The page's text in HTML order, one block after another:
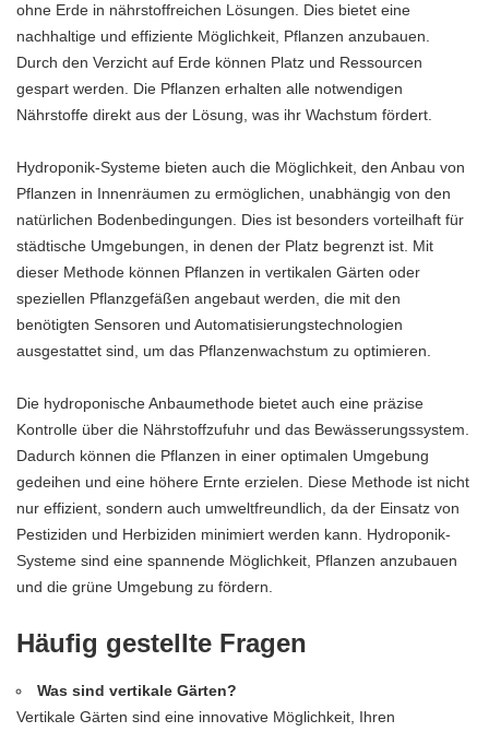
ohne Erde in nährstoffreichen Lösungen. Dies bietet eine
nachhaltige und effiziente Möglichkeit, Pflanzen anzubauen.
Durch den Verzicht auf Erde können Platz und Ressourcen
gespart werden. Die Pflanzen erhalten alle notwendigen
Nährstoffe direkt aus der Lösung, was ihr Wachstum fördert.
Hydroponik-Systeme bieten auch die Möglichkeit, den Anbau von
Pflanzen in Innenräumen zu ermöglichen, unabhängig von den
natürlichen Bodenbedingungen. Dies ist besonders vorteilhaft für
städtische Umgebungen, in denen der Platz begrenzt ist. Mit
dieser Methode können Pflanzen in vertikalen Gärten oder
speziellen Pflanzgefäßen angebaut werden, die mit den
benötigten Sensoren und Automatisierungstechnologien
ausgestattet sind, um das Pflanzenwachstum zu optimieren.
Die hydroponische Anbaumethode bietet auch eine präzise
Kontrolle über die Nährstoffzufuhr und das Bewässerungssystem.
Dadurch können die Pflanzen in einer optimalen Umgebung
gedeihen und eine höhere Ernte erzielen. Diese Methode ist nicht
nur effizient, sondern auch umweltfreundlich, da der Einsatz von
Pestiziden und Herbiziden minimiert werden kann. Hydroponik-
Systeme sind eine spannende Möglichkeit, Pflanzen anzubauen
und die grüne Umgebung zu fördern.
Häufig gestellte Fragen
Was sind vertikale Gärten?
Vertikale Gärten sind eine innovative Möglichkeit, Ihren